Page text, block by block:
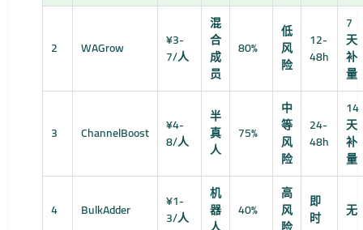
2 WAGrow
¥3-
7/人
混
合
成
员
80%
低
风
险
12-
48h
7
天
补
量
3 ChannelBoost
¥4-
8/人
半
真
人
75%
中
等
风
险
24-
48h
14
天
补
量
4 BulkAdder
¥1-
3/人
机
器
40%
高
风
即
时
无